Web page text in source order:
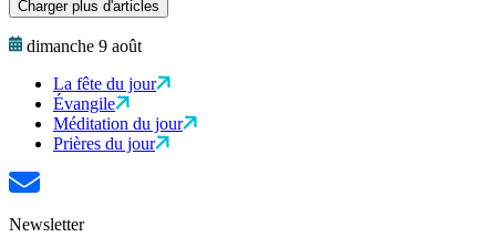
Charger plus d'articles
dimanche 9 août
La fête du jour
Évangile
Méditation du jour
Prières du jour
Newsletter